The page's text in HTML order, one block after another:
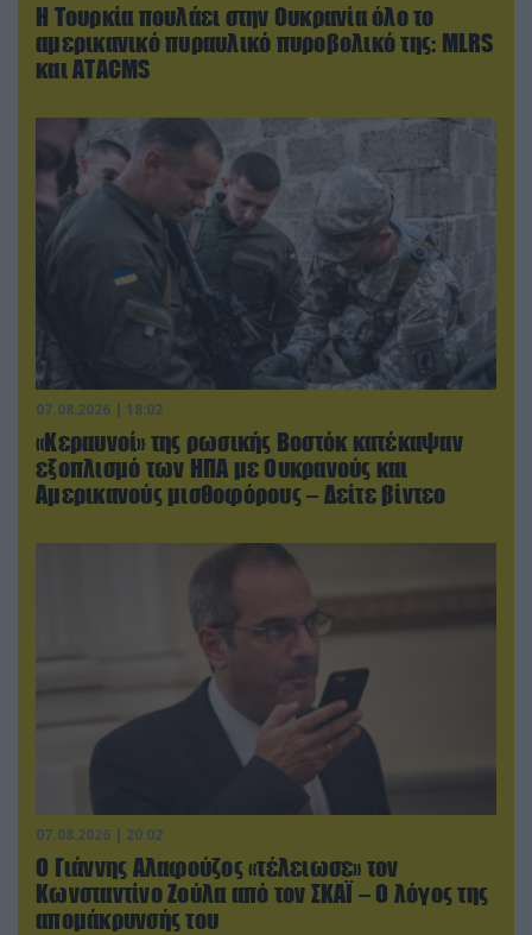
Η Τουρκία πουλάει στην Ουκρανία όλο το
αμερικανικό πυραυλικό πυροβολικό της: MLRS
και ΑΤΑCMS
07.08.2026 | 18:02
«Κεραυνοί» της ρωσικής Βοστόκ κατέκαψαν
εξοπλισμό των ΗΠΑ με Ουκρανούς και
Αμερικανούς μισθοφόρους – Δείτε βίντεο
07.08.2026 | 20:02
Ο Γιάννης Αλαφούζος «τέλειωσε» τον
Κωνσταντίνο Ζούλα από τον ΣΚΑΪ – Ο λόγος της
απομάκρυνσής του